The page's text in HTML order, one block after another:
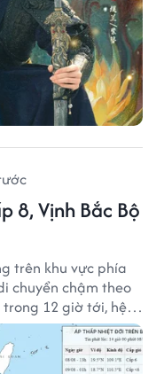
8, Vịnh Bắc Bộ
trên khu vực phía
chuyển chậm theo
12 giờ tới, hệ
áp thấp.